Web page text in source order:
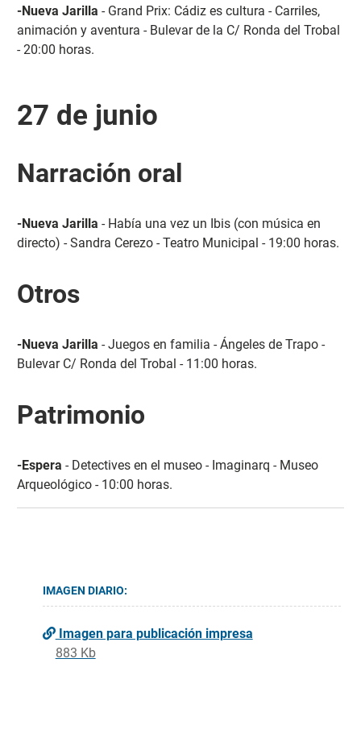
-Nueva Jarilla - Grand Prix: Cádiz es cultura - Carriles,
animación y aventura - Bulevar de la C/ Ronda del Trobal
- 20:00 horas.
27 de junio
Narración oral
-Nueva Jarilla - Había una vez un Ibis (con música en
directo) - Sandra Cerezo - Teatro Municipal - 19:00 horas.
Otros
-Nueva Jarilla - Juegos en familia - Ángeles de Trapo -
Bulevar C/ Ronda del Trobal - 11:00 horas.
Patrimonio
-Espera - Detectives en el museo - Imaginarq - Museo
Arqueológico - 10:00 horas.
IMAGEN DIARIO:
Imagen para publicación impresa
883 Kb